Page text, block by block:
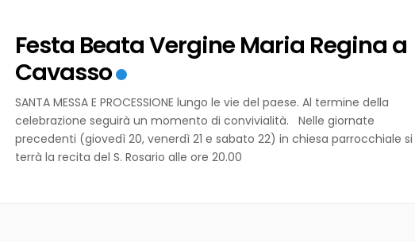
Festa Beata Vergine Maria Regina a
Cavasso
SANTA MESSA E PROCESSIONE lungo le vie del paese. Al termine della
celebrazione seguirà un momento di convivialità. Nelle giornate
precedenti (giovedì 20, venerdì 21 e sabato 22) in chiesa parrocchiale si
terrà la recita del S. Rosario alle ore 20.00